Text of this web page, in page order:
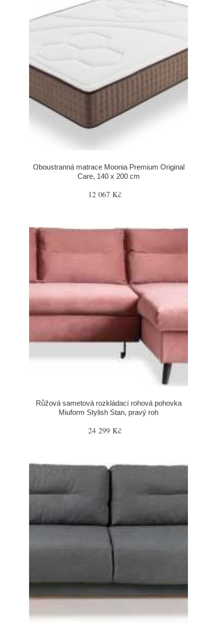
Oboustranná matrace Moonia Premium Original
Care, 140 x 200 cm
12 067 Kč
Růžová sametová rozkládací rohová pohovka
Miuform Stylish Stan, pravý roh
24 299 Kč